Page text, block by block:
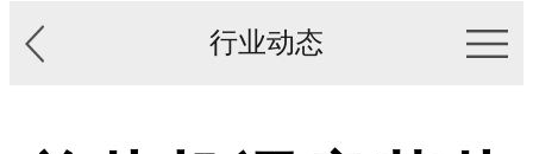
行业动态